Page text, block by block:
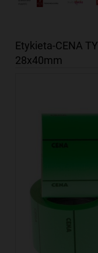
Etykieta-CENA
28x40mm